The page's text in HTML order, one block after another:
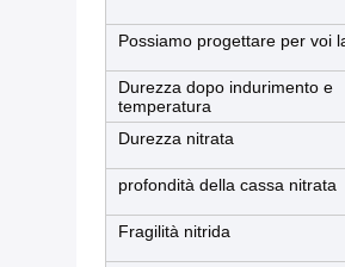
Possiamo progettare per voi
Durezza dopo indurimento e
temperatura
Durezza nitrata
profondità della cassa nitrata
Fragilità nitrida